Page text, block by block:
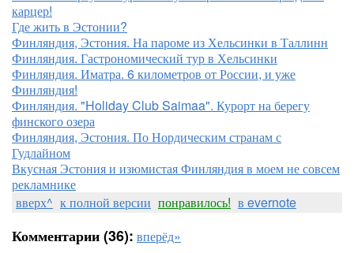
карцер!
Где жить в Эстонии?
Финляндия, Эстония. На пароме из Хельсинки в Таллинн
Финляндия. Гастрономический тур в Хельсинки
Финляндия. Иматра. 6 километров от России, и уже
Финляндия!
Финляндия. "Holiday Club Saimaa". Курорт на берегу
финского озера
Финляндия, Эстония. По Нордическим странам с
Гудлайном
Вкусная Эстония и изюмистая Финляндия в моем не совсем
рекламнике
вверх^ к полной версии понравилось! в evernote
Комментарии (36): вперёд»